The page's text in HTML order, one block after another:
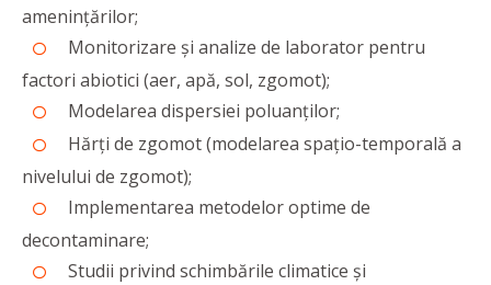
amenințărilor;
Monitorizare și analize de laborator pentru
factori abiotici (aer, apă, sol, zgomot);
Modelarea dispersiei poluanților;
Hărți de zgomot (modelarea spațio-temporală a
nivelului de zgomot);
Implementarea metodelor optime de
decontaminare;
Studii privind schimbările climatice și